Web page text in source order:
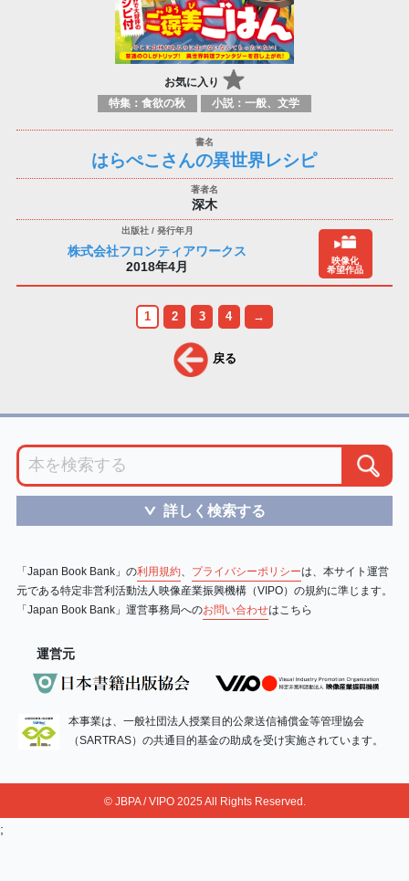
お気に入り
特集：食欲の秋 小説：一般、文学
はらぺこさんの異世界レシピ
深木
株式会社フロンティアワークス
2018年4月
映像化
希望作品
1 2 3 4 →
戻る
＞ 詳しく検索する
「Japan Book Bank」の利用規約、 プライバシーポリシーは、本サイト運営
元である特定非営利活動法人映像産業振興機構（VIPO）の規約に準じます。
「Japan Book Bank」運営事務局へのお問い合わせはこちら
運営元
本事業は、一般社団法人授業目的公衆送信補償金等管理協会
（SARTRAS）の共通目的基金の助成を受け実施されています。
© JBPA / VIPO 2025 All Rights Reserved.
;